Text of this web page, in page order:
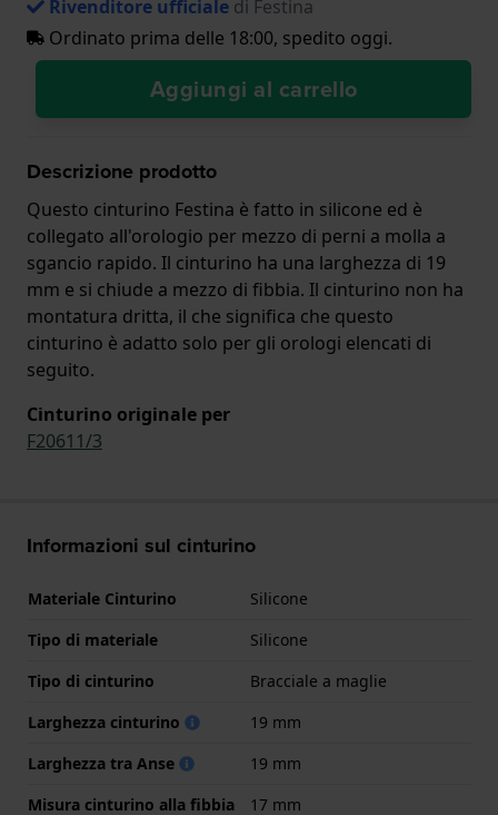
Rivenditore ufficiale di Festina
Ordinato prima delle 18:00, spedito oggi.
Aggiungi al carrello
Descrizione prodotto
Questo cinturino Festina è fatto in silicone ed è
collegato all'orologio per mezzo di perni a molla a
sgancio rapido. Il cinturino ha una larghezza di 19
mm e si chiude a mezzo di fibbia. Il cinturino non ha
montatura dritta, il che significa che questo
cinturino è adatto solo per gli orologi elencati di
seguito.
Cinturino originale per
F20611/3
Informazioni sul cinturino
Materiale Cinturino
Silicone
Tipo di materiale
Silicone
Tipo di cinturino
Bracciale a maglie
Larghezza cinturino
19 mm
Larghezza tra Anse
19 mm
Misura cinturino alla fibbia
17 mm